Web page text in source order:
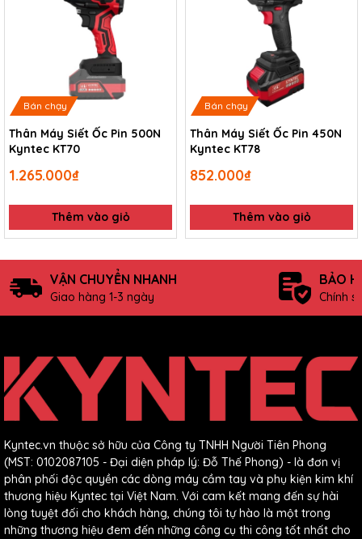
Bán chạy
Thân Máy Siết Ốc Pin 500N
Kyntec KT70
1.265.000₫
Thêm vào giỏ
Bán chạy
Thân Máy Siết Ốc Pin 450N
Kyntec KT78
852.000₫
Thêm vào giỏ
VẬN CHUYỂN NHANH
Giao hàng 1-3 ngày
BẢO
Chính
Kyntec.vn thuộc sở hữu của Công ty TNHH Người Tiên Phong
(MST: 0102087105 - Đại diện pháp lý: Đỗ Thế Phong) - là đơn vị
phân phối độc quyền các dòng máy cầm tay và phụ kiện kim khí
thương hiệu Kyntec tại Việt Nam. Với cam kết mang đến sự hài
lòng tuyệt đối cho khách hàng, chúng tôi tự hào là một trong
những thương hiệu đem đến những công cụ thi công tốt nhất cho